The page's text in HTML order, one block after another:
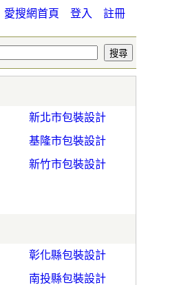
愛搜網首頁 登入 註冊
新北市包裝設計
基隆市包裝設計
新竹市包裝設計
彰化縣包裝設計
南投縣包裝設計